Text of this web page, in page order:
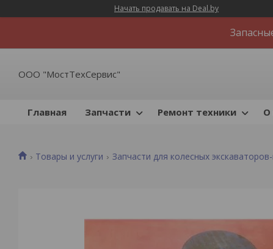
Начать продавать на Deal.by
ООО "МостТехСервис"
Главная Запчасти Ремонт техники О
Товары и услуги Запчасти для колесных